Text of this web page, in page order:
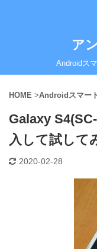
ア
Androidス
HOME >Androidスマー
Galaxy
入して試して
2020-02-28